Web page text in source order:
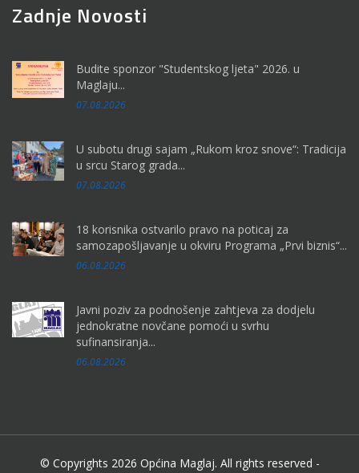
Zadnje Novosti
Budite sponzor "Studentskog ljeta" 2026. u
Maglaju...
07.08.2026
U subotu drugi sajam „Rukom kroz snove“: Tradicija
u srcu Starog grada...
07.08.2026
18 korisnika ostvarilo pravo na poticaj za
samozapošljavanje u okviru Programa „Prvi biznis“...
06.08.2026
Javni poziv za podnošenje zahtjeva za dodjelu
jednokratne novčane pomoći u svrhu
sufinansiranja...
06.08.2026
© Copyrights 2026 Općina Maglaj. All rights reserved -